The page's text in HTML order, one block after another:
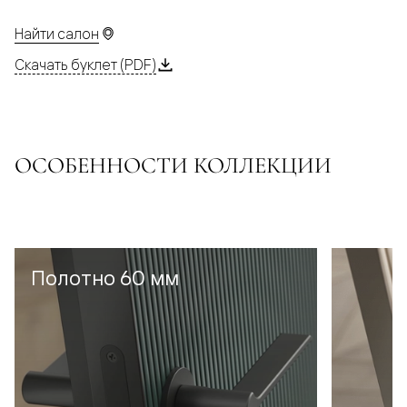
Найти салон
Скачать буклет (PDF)
ОСОБЕННОСТИ КОЛЛЕКЦИИ
Полотно 60 мм